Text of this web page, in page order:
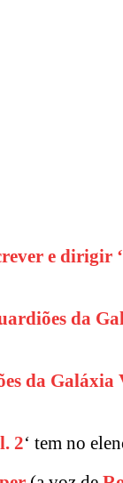
e dirigir
da
da Galáxia
2‘ tem no